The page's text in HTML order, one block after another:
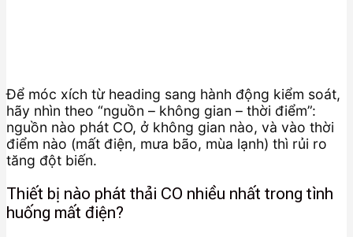
Để móc xích từ heading sang hành động kiểm soát,
hãy nhìn theo “nguồn – không gian – thời điểm”:
nguồn nào phát CO, ở không gian nào, và vào thời
điểm nào (mất điện, mưa bão, mùa lạnh) thì rủi ro
tăng đột biến.
Thiết bị nào phát thải CO nhiều nhất trong tình
huống mất điện?